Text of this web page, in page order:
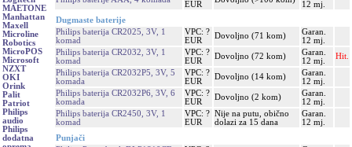
MAETONE
Manhattan
Maxell
Microline
Robotics
MicroPOS
Microsoft
NZXT
OKI
Orink
Palit
Patriot
Philips
audio
Philips
dodatna
EUR
12 mj.
Dugmaste baterije
Philips baterija CR2025, 3V, 1
komad
VPC: ?
EUR
Dovoljno (71 kom)
Garan.
12 mj.
Philips baterija CR2032, 3V, 1
komad
VPC: ?
EUR
Dovoljno (72 kom)
Garan.
12 mj.
Hit.
Philips baterija CR2032P5, 3V, 5
komada
VPC: ?
EUR
Dovoljno (14 kom)
Garan.
12 mj.
Philips baterija CR2032P6, 3V, 6
komada
VPC: ?
EUR
Dovoljno (2 kom)
Garan.
12 mj.
Philips baterija CR2450, 3V, 1
komad
VPC: ?
EUR
Nije na putu, obično
dolazi za 15 dana
Garan.
12 mj.
Punjači